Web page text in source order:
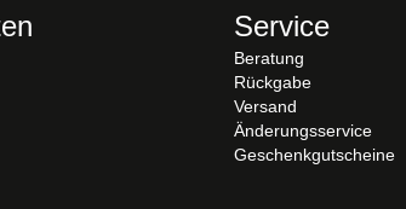
Service
Beratung
Rückgabe
Versand
Änderungsservice
Geschenkgutscheine